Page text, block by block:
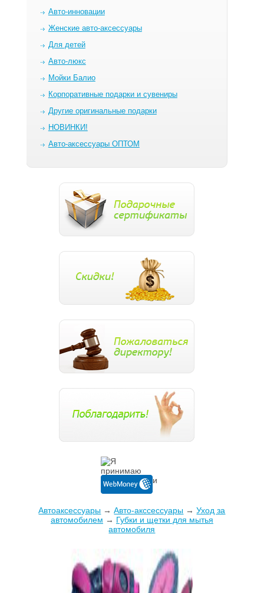
Авто-инновации
Женские авто-аксессуары
Для детей
Авто-люкс
Мойки Балио
Корпоративные подарки и сувениры
Другие оригинальные подарки
НОВИНКИ!
Авто-аксессуары ОПТОМ
Автоаксессуары →Авто-акссессуары →Уход за
автомобилем → Губки и щетки для мытья
автомобиля